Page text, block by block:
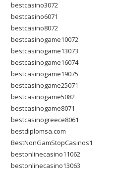
bestcasino3072
bestcasino6071
bestcasino8072
bestcasinogame10072
bestcasinogame13073
bestcasinogame16074
bestcasinogame19075
bestcasinogame25071
bestcasinogame5082
bestcasinogame8071
bestcasinogreece8061
bestdiplomsa.com
BestNonGamStopCasinos1
bestonlinecasino11062
bestonlinecasino13063